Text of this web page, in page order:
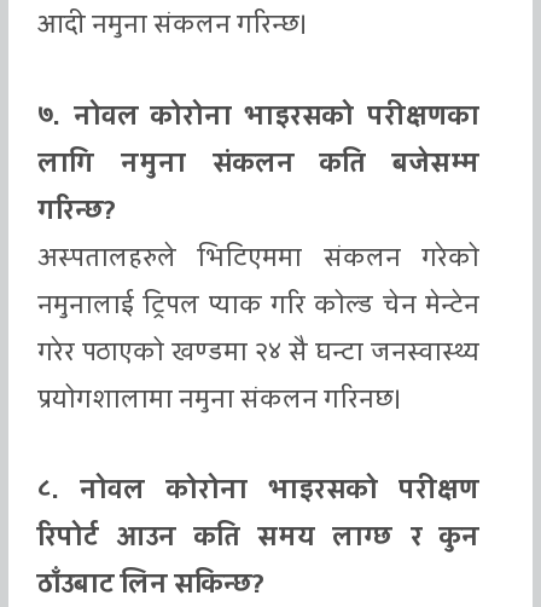
आदी नमुना संकलन गरिन्छ।
७. नोवल कोरोना भाइरसको परीक्षणका
लागि नमुना संकलन कति बजेसम्म
गरिन्छ?
अस्पतालहरुले भिटिएममा संकलन गरेको
नमुनालाई ट्रिपल प्याक गरि कोल्ड चेन मेन्टेन
गरेर पठाएको खण्डमा २४ सै घन्टा जनस्वास्थ्य
प्रयोगशालामा नमुना संकलन गरिनछ।
८. नोवल कोरोना भाइरसको परीक्षण
रिपोर्ट आउन कति समय लाग्छ र कुन
ठाँउबाट लिन सकिन्छ?